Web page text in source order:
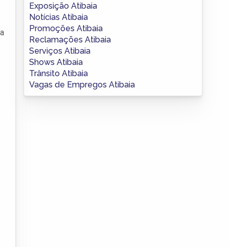
Exposição Atibaia
Notícias Atibaia
Promoções Atibaia
Reclamações Atibaia
Serviços Atibaia
Shows Atibaia
Trânsito Atibaia
Vagas de Empregos Atibaia